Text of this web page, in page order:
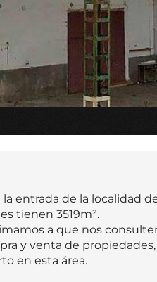
entrada de la localidad
tienen 3519m².
a que nos
y venta de
en esta área.